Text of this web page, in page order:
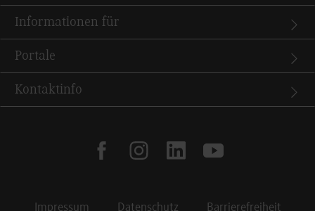
Informationen für
Portale
Kontaktinfo
facebookinstagramlinkedin youtube